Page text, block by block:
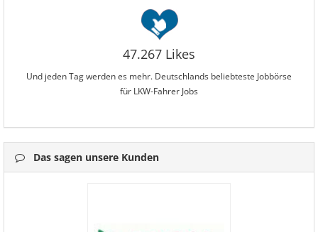
47.267 Likes
Und jeden Tag werden es mehr. Deutschlands beliebteste Jobbörse
für LKW-Fahrer Jobs
Das sagen unsere Kunden